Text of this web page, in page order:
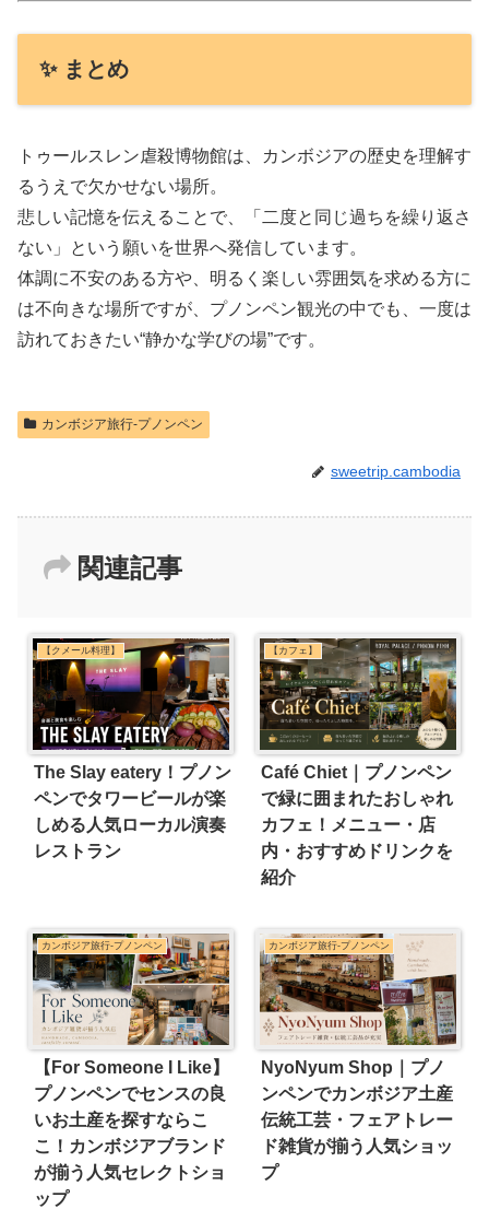
✨ まとめ
トゥールスレン虐殺博物館は、カンボジアの歴史を理解す
るうえで欠かせない場所。
悲しい記憶を伝えることで、「二度と同じ過ちを繰り返さ
ない」という願いを世界へ発信しています。
体調に不安のある方や、明るく楽しい雰囲気を求める方に
は不向きな場所ですが、プノンペン観光の中でも、一度は
訪れておきたい“静かな学びの場”です。
カンボジア旅行-プノンペン
sweetrip.cambodia
関連記事
【クメール料理】
The Slay eatery！プノン
ペンでタワービールが楽
しめる人気ローカル演奏
レストラン
【カフェ】
Café Chiet｜プノンペン
で緑に囲まれたおしゃれ
カフェ！メニュー・店
内・おすすめドリンクを
紹介
カンボジア旅行-プノンペン
【For Someone I Like】
プノンペンでセンスの良
いお土産を探すならこ
こ！カンボジアブランド
が揃う人気セレクトショ
ップ
カンボジア旅行-プノンペン
NyoNyum Shop｜プノ
ンペンでカンボジア土産
伝統工芸・フェアトレー
ド雑貨が揃う人気ショッ
プ